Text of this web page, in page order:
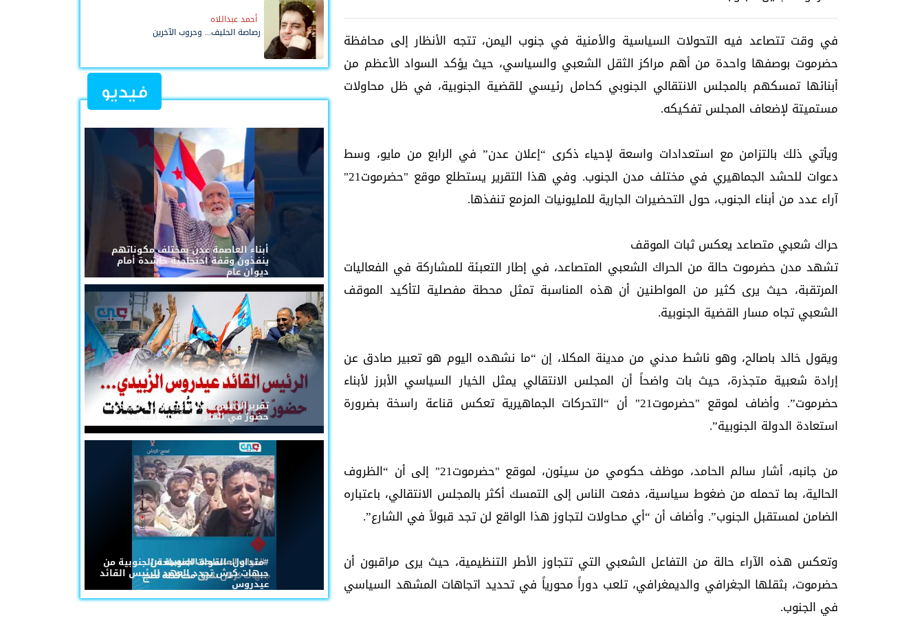
في وقت تتصاعد فيه التحولات السياسية والأمنية في جنوب اليمن، تتجه الأنظار إلى محافظة
حضرموت بوصفها واحدة من أهم مراكز الثقل الشعبي والسياسي، حيث يؤكد السواد الأعظم من
أبنائها تمسكهم بالمجلس الانتقالي الجنوبي كحامل رئيسي للقضية الجنوبية، في ظل محاولات
مستميتة لإضعاف المجلس تفكيكه.
ويأتي ذلك بالتزامن مع استعدادات واسعة لإحياء ذكرى “إعلان عدن” في الرابع من مايو، وسط
دعوات للحشد الجماهيري في مختلف مدن الجنوب. وفي هذا التقرير يستطلع موقع "حضرموت21"
آراء عدد من أبناء الجنوب، حول التحضيرات الجارية للمليونيات المزمع تنفذها.
حراك شعبي متصاعد يعكس ثبات الموقف
تشهد مدن حضرموت حالة من الحراك الشعبي المتصاعد، في إطار التعبئة للمشاركة في الفعاليات
المرتقبة، حيث يرى كثير من المواطنين أن هذه المناسبة تمثل محطة مفصلية لتأكيد الموقف
الشعبي تجاه مسار القضية الجنوبية.
ويقول خالد باصالح، وهو ناشط مدني من مدينة المكلا، إن “ما نشهده اليوم هو تعبير صادق عن
إرادة شعبية متجذرة، حيث بات واضحاً أن المجلس الانتقالي يمثل الخيار السياسي الأبرز لأبناء
حضرموت”. وأضاف لموقع "حضرموت21" أن “التحركات الجماهيرية تعكس قناعة راسخة بضرورة
استعادة الدولة الجنوبية”.
من جانبه، أشار سالم الحامد، موظف حكومي من سيئون، لموقع "حضرموت21" إلى أن “الظروف
الحالية، بما تحمله من ضغوط سياسية، دفعت الناس إلى التمسك أكثر بالمجلس الانتقالي، باعتباره
الضامن لمستقبل الجنوب”. وأضاف أن “أي محاولات لتجاوز هذا الواقع لن تجد قبولاً في الشارع”.
وتعكس هذه الآراء حالة من التفاعل الشعبي التي تتجاوز الأطر التنظيمية، حيث يرى مراقبون أن
حضرموت، بثقلها الجغرافي والديمغرافي، تلعب دوراً محورياً في تحديد اتجاهات المشهد السياسي
في الجنوب.
أحمد عبداللاه
رصاصة الحليف... وحروب الآخرين
فيديو
أبناء العاصمة عدن بمختلف مكوناتهم
ينفذون وقفة احتجاجية حاشدة أمام
ديوان عام
تقريرالرئيس القائد عيدروس الزُبيدي...
حضورٌ في القلوب لا تُلغيه الحملات
#متداول: القوات المسلحة الجنوبية من
جبهات كرش تجدد العهد للرئيس القائد
عيدروس